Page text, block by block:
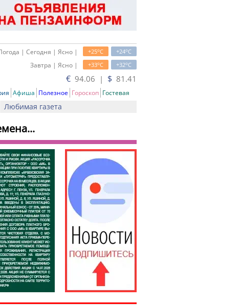
+24oC
+25oC
| Сегодня | Ясно |
+32oC
+33oC
Завтра | Ясно |
€ 94.06 | $ 81.41
Афиша Полезное Гороскоп Гостевая
Любимая газета